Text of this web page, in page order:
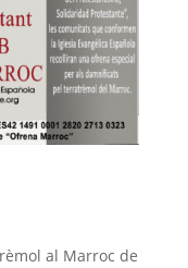
al Marroc de